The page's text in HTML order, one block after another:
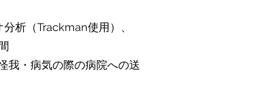
析（Trackman使用）、
我・病気の際の病院への送